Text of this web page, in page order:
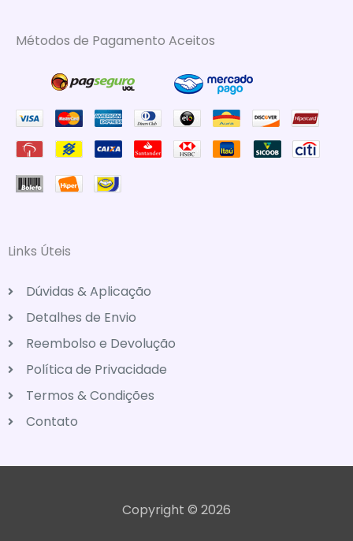
Métodos de Pagamento Aceitos
Links Úteis
Dúvidas & Aplicação
Detalhes de Envio
Reembolso e Devolução
Política de Privacidade
Termos & Condições
Contato
Copyright © 2026